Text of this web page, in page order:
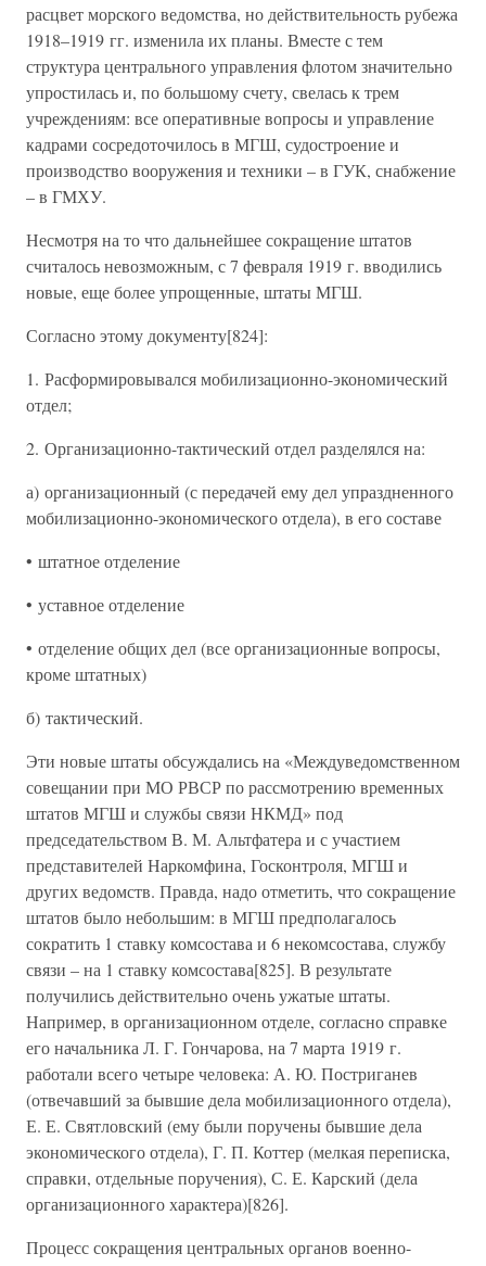
расцвет морского ведомства, но действительность рубежа
1918–1919 гг. изменила их планы. Вместе с тем
структура центрального управления флотом значительно
упростилась и, по большому счету, свелась к трем
учреждениям: все оперативные вопросы и управление
кадрами сосредоточилось в МГШ, судостроение и
производство вооружения и техники – в ГУК, снабжение
– в ГМХУ.
Несмотря на то что дальнейшее сокращение штатов
считалось невозможным, с 7 февраля 1919 г. вводились
новые, еще более упрощенные, штаты МГШ.
Согласно этому документу[824]:
1. Расформировывался мобилизационно-экономический
отдел;
2. Организационно-тактический отдел разделялся на:
а) организационный (с передачей ему дел упраздненного
мобилизационно-экономического отдела), в его составе
• штатное отделение
• уставное отделение
• отделение общих дел (все организационные вопросы,
кроме штатных)
б) тактический.
Эти новые штаты обсуждались на «Междуведомственном
совещании при МО РВСР по рассмотрению временных
штатов МГШ и службы связи НКМД» под
председательством В. М. Альтфатера и с участием
представителей Наркомфина, Госконтроля, МГШ и
других ведомств. Правда, надо отметить, что сокращение
штатов было небольшим: в МГШ предполагалось
сократить 1 ставку комсостава и 6 некомсостава, службу
связи – на 1 ставку комсостава[825]. В результате
получились действительно очень ужатые штаты.
Например, в организационном отделе, согласно справке
его начальника Л. Г. Гончарова, на 7 марта 1919 г.
работали всего четыре человека: А. Ю. Постриганев
(отвечавший за бывшие дела мобилизационного отдела),
Е. Е. Святловский (ему были поручены бывшие дела
экономического отдела), Г. П. Коттер (мелкая переписка,
справки, отдельные поручения), С. Е. Карский (дела
организационного характера)[826].
Процесс сокращения центральных органов военно-